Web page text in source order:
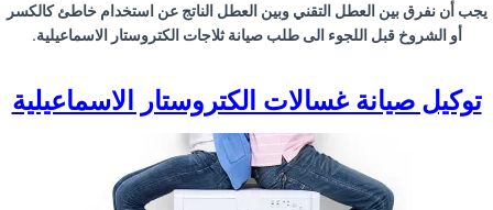
يجب أن نفرق بين العطل التقني وبين العطل الناتج عن استخدام خاطئ كالكسر
أو الشروخ قبل اللجوء الى طلب صيانة ثلاجات الكتروستار الاسماعيلية.
توكيل صيانة غسالات الكتروستار الاسماعيلية